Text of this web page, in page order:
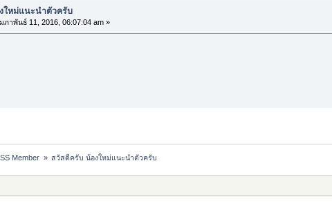
ใหม่แนะนำตัวครับ
ภาพันธ์ 11, 2016, 06:07:04 am »
Member » สวัสดีครับ น้องใหม่แนะนำตัวครับ